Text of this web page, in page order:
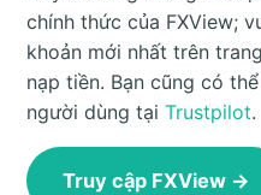
chính thức của FXView;
khoản mới nhất trên
nạp tiền. Bạn cũng có
người dùng tại Trustpilot.
Truy cập FXView →